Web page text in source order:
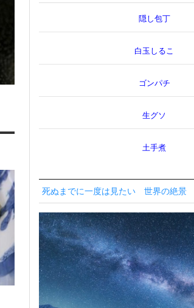
隠し包丁
白玉しるこ
ゴンパチ
生グソ
土手煮
死ぬまでに一度は見たい 世界の絶景